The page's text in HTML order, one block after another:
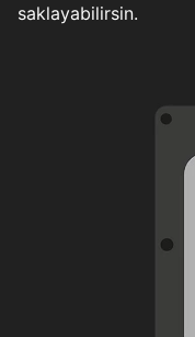
saklayabilirsin.